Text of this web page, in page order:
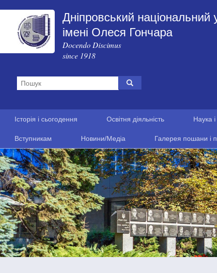
Дніпровський національний
імені Олеся Гончара
Docendo Discimus
since 1918
Історія і сьогодення Освітня діяльність Наука
Вступникам Новини/Медіа Галерея пошани і